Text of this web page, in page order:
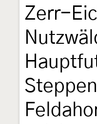
Zerr-